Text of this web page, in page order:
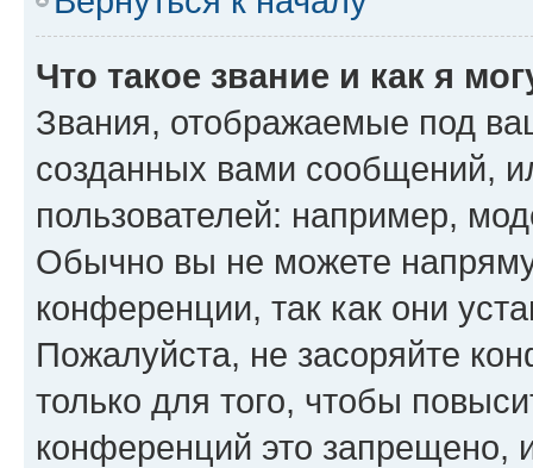
Что такое звание и как я
Звания, отображаемые под
созданных вами сообщений,
пользователей: например,
Обычно вы не можете
конференции, так как они
Пожалуйста, не засоряйте
только для того, чтобы
конференций это запрещено,